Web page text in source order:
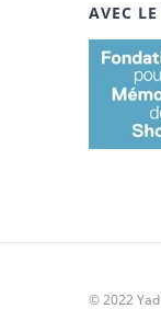
AVEC
© 2022